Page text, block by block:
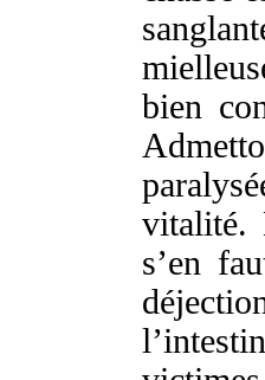
bien
vitalité.
s’en
l’intestin